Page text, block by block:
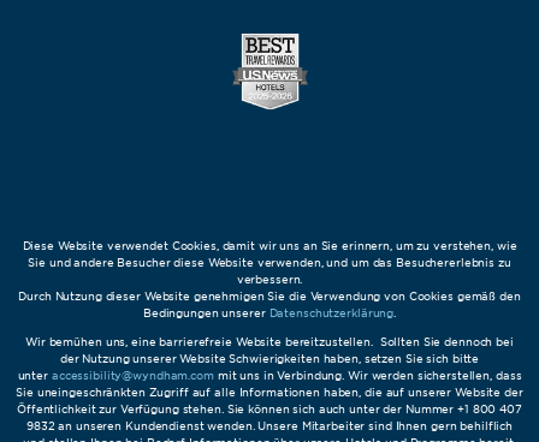
Diese Website verwendet Cookies, damit wir uns an Sie erinnern, um zu verstehen, wie
Sie und andere Besucher diese Website verwenden, und um das Besuchererlebnis zu
verbessern.
Durch Nutzung dieser Website genehmigen Sie die Verwendung von Cookies gemäß den
Bedingungen unserer Datenschutzerklärung.
Wir bemühen uns, eine barrierefreie Website bereitzustellen. Sollten Sie dennoch bei
der Nutzung unserer Website Schwierigkeiten haben, setzen Sie sich bitte
unter accessibility@wyndham.commit uns in Verbindung. Wir werden sicherstellen, dass
Sie uneingeschränkten Zugriff auf alle Informationen haben, die auf unserer Website der
Öffentlichkeit zur Verfügung stehen. Sie können sich auch unter der Nummer +1 800 407
9832 an unseren Kundendienst wenden. Unsere Mitarbeiter sind Ihnen gern behilflich